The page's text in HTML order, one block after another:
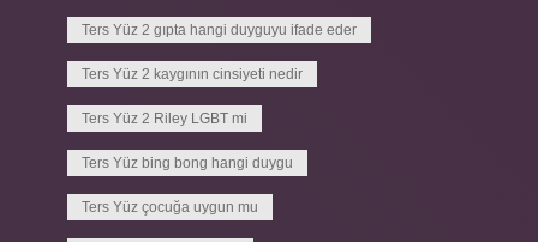
Ters Yüz 2 gıpta hangi duyguyu ifade eder
Ters Yüz 2 kaygının cinsiyeti nedir
Ters Yüz 2 Riley LGBT mi
Ters Yüz bing bong hangi duygu
Ters Yüz çocuğa uygun mu